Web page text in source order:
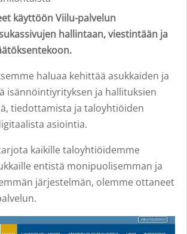
käyttöön Viilu-palvelun
hallintaan, viestintään ja
haluaa kehittää asukkaiden ja
isännöintiyrityksen ja hallituksien
tiedottamista ja taloyhtiöiden
asiointia.
kaikille taloyhtiöidemme
entistä monipuolisemman ja
järjestelmän, olemme ottaneet